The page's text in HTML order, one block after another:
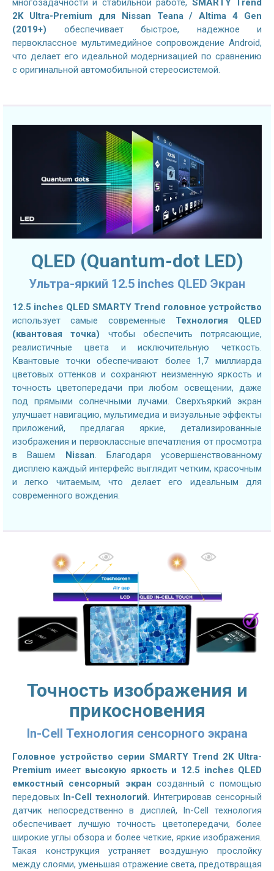
многозадачности и стабильной работе, SMARTY Trend
2K Ultra-Premium для Nissan Teana / Altima 4 Gen
(2019+) обеспечивает быстрое, надежное и
первоклассное мультимедийное сопровождение Android,
что делает его идеальной модернизацией по сравнению
с оригинальной автомобильной стереосистемой.
QLED (Quantum-dot LED)
Ультра-яркий 12.5 inches QLED Экран
12.5 inches QLED SMARTY Trend головное устройство
использует самые современные Технология QLED
(квантовая точка) чтобы обеспечить потрясающие,
реалистичные цвета и исключительную четкость.
Квантовые точки обеспечивают более 1,7 миллиарда
цветовых оттенков и сохраняют неизменную яркость и
точность цветопередачи при любом освещении, даже
под прямыми солнечными лучами. Сверхъяркий экран
улучшает навигацию, мультимедиа и визуальные эффекты
приложений, предлагая яркие, детализированные
изображения и первоклассные впечатления от просмотра
в Вашем
Nissan. Благодаря усовершенствованному
дисплею каждый интерфейс выглядит четким, красочным
и легко читаемым, что делает его идеальным для
современного вождения.
Точность изображения и
прикосновения
In-Cell Технология сенсорного экрана
Головное устройство серии SMARTY Trend 2K Ultra-
Premium имеет высокую яркость и 12.5 inches QLED
емкостный сенсорный экран созданный с помощью
передовых In-Cell технологий. Интегрировав сенсорный
датчик непосредственно в дисплей, In-Cell технология
обеспечивает лучшую точность цветопередачи, более
широкие углы обзора и более четкие, яркие изображения.
Такая конструкция устраняет воздушную прослойку
между слоями, уменьшая отражение света, предотвращая